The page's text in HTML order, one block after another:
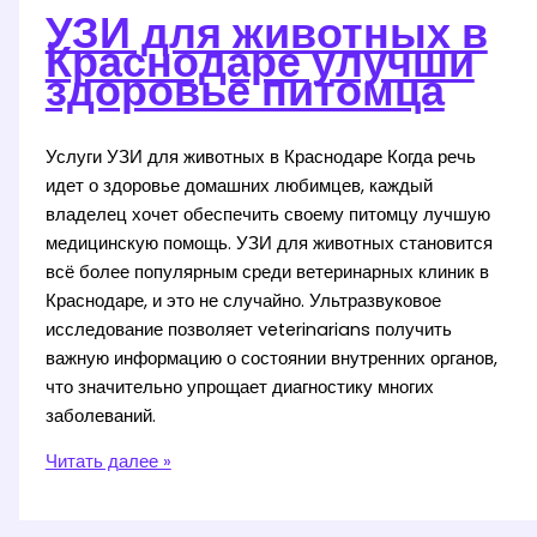
УЗИ для животных в
Краснодаре улучши
здоровье питомца
Услуги УЗИ для животных в Краснодаре Когда речь
идет о здоровье домашних любимцев, каждый
владелец хочет обеспечить своему питомцу лучшую
медицинскую помощь. УЗИ для животных становится
всё более популярным среди ветеринарных клиник в
Краснодаре, и это не случайно. Ультразвуковое
исследование позволяет veterinarians получить
важную информацию о состоянии внутренних органов,
что значительно упрощает диагностику многих
заболеваний.
УЗИ
Читать далее »